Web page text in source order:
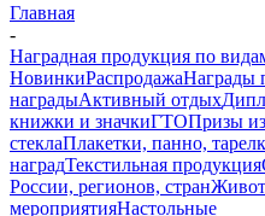
Главная
-
Наградная продукция по
НовинкиРаспродажаНаграды
наградыАктивный отдых
книжки и значкиГТОПризы
стеклаПлакетки, панно,
наградТекстильная продукция
России, регионов, стран
мероприятияНастольные